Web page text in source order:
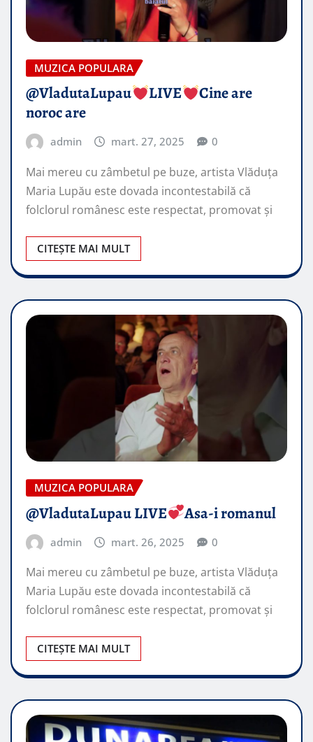
MUZICA POPULARA
@VladutaLupau LIVE
Cine are
noroc are
admin mart. 27, 2025 0
Mai mereu cu zâmbetul pe buze, artista Vlăduța
Maria Lupău este dovada incontestabilă că
folclorul românesc este respectat, promovat şi
CITEȘTE MAI MULT
MUZICA POPULARA
@VladutaLupau LIVE Asa-i romanul
admin mart. 26, 2025 0
Mai mereu cu zâmbetul pe buze, artista Vlăduța
Maria Lupău este dovada incontestabilă că
folclorul românesc este respectat, promovat şi
CITEȘTE MAI MULT